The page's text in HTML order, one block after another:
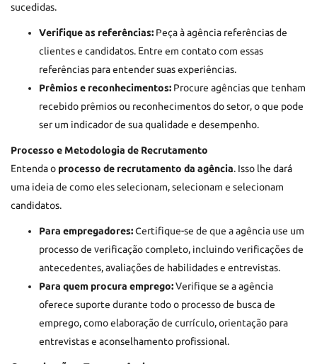
sucedidas.
Verifique as referências: Peça à agência referências de
clientes e candidatos. Entre em contato com essas
referências para entender suas experiências.
Prêmios e reconhecimentos: Procure agências que tenham
recebido prêmios ou reconhecimentos do setor, o que pode
ser um indicador de sua qualidade e desempenho.
Processo e Metodologia de Recrutamento
Entenda o processo de recrutamento da agência. Isso lhe dará
uma ideia de como eles selecionam, selecionam e selecionam
candidatos.
Para empregadores:Certifique-se de que a agência use um
processo de verificação completo, incluindo verificações de
antecedentes, avaliações de habilidades e entrevistas.
Para quem procura emprego:Verifique se a agência
oferece suporte durante todo o processo de busca de
emprego, como elaboração de currículo, orientação para
entrevistas e aconselhamento profissional.